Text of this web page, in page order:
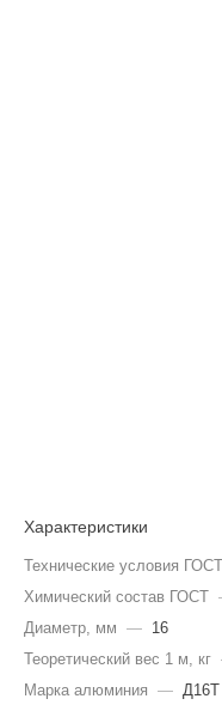
Характеристики
Технические условия ГОСТ
Химический состав ГОСТ
Диаметр, мм — 16
Теоретический вес 1 м, кг
Марка алюминия — Д16Т